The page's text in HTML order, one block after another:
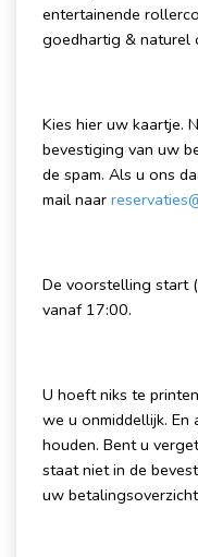
entertainende
goedhartig & naturel
Kies hier uw kaartje.
bevestiging van uw
de spam. Als u ons
mail naar
De voorstelling start
vanaf 17:00.
U hoeft niks te
we u onmiddellijk. En
houden. Bent u
staat niet in de
uw